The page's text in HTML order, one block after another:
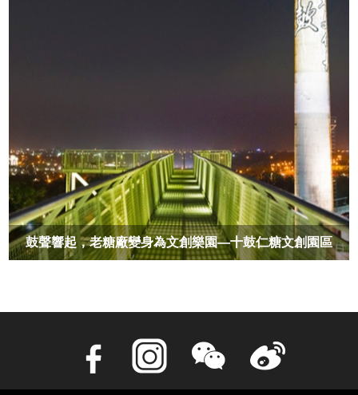
鼓聲響起，老糖廠變身為文創樂園—十鼓仁糖文創園區